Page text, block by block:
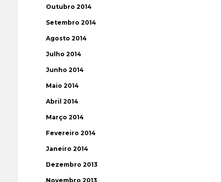
Outubro 2014
Setembro 2014
Agosto 2014
Julho 2014
Junho 2014
Maio 2014
Abril 2014
Março 2014
Fevereiro 2014
Janeiro 2014
Dezembro 2013
Novembro 2013